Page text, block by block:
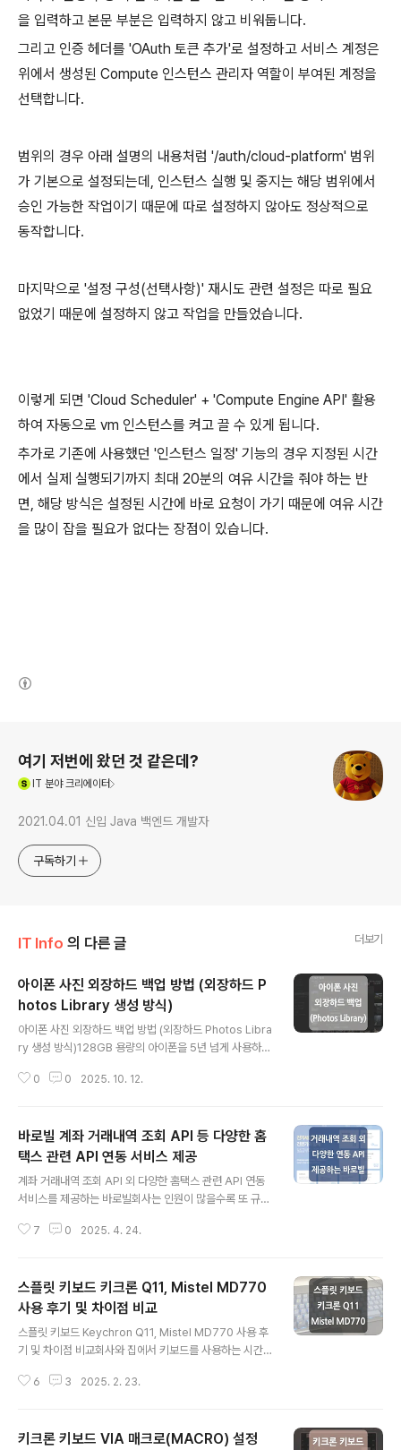
을 입력하고 본문 부분은 입력하지 않고 비워둡니다.
그리고 인증 헤더를 'OAuth 토큰 추가'로 설정하고 서비스 계정은
위에서 생성된 Compute 인스턴스 관리자 역할이 부여된 계정을
선택합니다.
범위의 경우 아래 설명의 내용처럼 '/auth/cloud-platform' 범위
가 기본으로 설정되는데, 인스턴스 실행 및 중지는 해당 범위에서
승인 가능한 작업이기 때문에 따로 설정하지 않아도 정상적으로
동작합니다.
마지막으로 '설정 구성(선택사항)' 재시도 관련 설정은 따로 필요
없었기 때문에 설정하지 않고 작업을 만들었습니다.
이렇게 되면 'Cloud Scheduler' + 'Compute Engine API' 활용
하여 자동으로 vm 인스턴스를 켜고 끌 수 있게 됩니다.
추가로 기존에 사용했던 '인스턴스 일정' 기능의 경우 지정된 시간
에서 실제 실행되기까지 최대 20분의 여유 시간을 줘야 하는 반
면, 해당 방식은 설정된 시간에 바로 요청이 가기 때문에 여유 시간
을 많이 잡을 필요가 없다는 장점이 있습니다.
여기 저번에 왔던 것 같은데?
IT 분야 크리에이터
2021.04.01 신입 Java 백엔드 개발자
구독하기
IT Info 의 다른 글 더보기
아이폰 사진 외장하드 백업 방법 (외장하드 P
hotos Library 생성 방식)
아이폰 사진 외장하드 백업 방법 (외장하드 Photos Libra
ry 생성 방식)128GB 용량의 아이폰을 5년 넘게 사용하다
이 항상 부족했는데요.특히나 사진이 용량을 너무 많이 차
니다.iCloud의 경우 커피 한잔 값(200GB 기준, 월 3,30
0원)일 수도 있겠지만 뭔가 그 정도로까지 필요한가 싶어
서 사용하지 않고 있습니다. 1. 외장하드 백업 (Mac OS 확
장 포맷으로 변경)먼저 '디스크 유틸리티'를 사용하여 외장
하드의 포맷을 'Mac OS 확장(저널링)' 형식으로 변경하며
초기화를 진행했습니다.* 저장된 모든 데이터가 영구적..
0 0 2025. 10. 12.
바로빌 계좌 거래내역 조회 API 등 다양한 홈
택스 관련 API 연동 서비스 제공
계좌 거래내역 조회 API 외 다양한 홈택스 관련 API 연동
서비스를 제공하는 바로빌회사는 인원이 많을수록 또 규모
당자는 경비 지출이나 분기별 결산 시기에 특히 처리해야
않을까 하여 홈택스와 API 연동이 가능한지 알아보았으나
관련된 문서나 가이드를 찾기가 쉽지 않았는데요. 그러던
중 계좌 거래내역 조회 API, 카드 사용내역 조회 API 등,
다양한 홈택스 및 세금 관련 API를 제공하는 '바로빌'을 알
계산서 발급 전문 기관이며, 국세청 표준인증을 획득한 검
7 0 2025. 4. 24.
스플릿 키보드 키크론 Q11, Mistel MD770
사용 후기 및 차이점 비교
스플릿 키보드 Keychron Q11, Mistel MD770 사용 후
기 및 차이점 비교회사와 집에서 키보드를 사용하는 시간
세가 편하면 좋겠다 생각하여 스플릿 키보드에 관심을 가
만족도가 너무 높아 최근에 두 번째 스플릿 키보드인 '미스
6 3 2025. 2. 23.
키크론 키보드 VIA 매크로(MACRO) 설정